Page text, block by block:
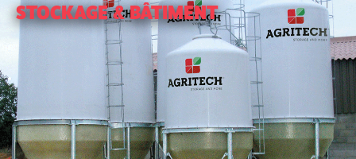
STOCKAGE & BÂTIMENT